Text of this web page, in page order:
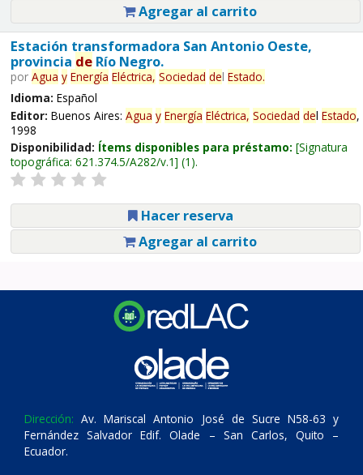
Agregar al carrito
Estación transformadora San Antonio Oeste,
provincia deRío Negro.
por Agua y Energía Eléctrica, Sociedad del Estado.
Idioma: Español
Editor: Buenos Aires: Agua y Energía Eléctrica, Sociedad del Estado,
1998
Disponibilidad: Ítems disponibles para préstamo: Signatura
topográfica: 621.374.5/A282/v.1 (1).
Hacer reserva
Agregar al carrito
Dirección: Av. Mariscal Antonio José de Sucre N58-63 y
Fernández Salvador Edif. Olade – San Carlos, Quito –
Ecuador.